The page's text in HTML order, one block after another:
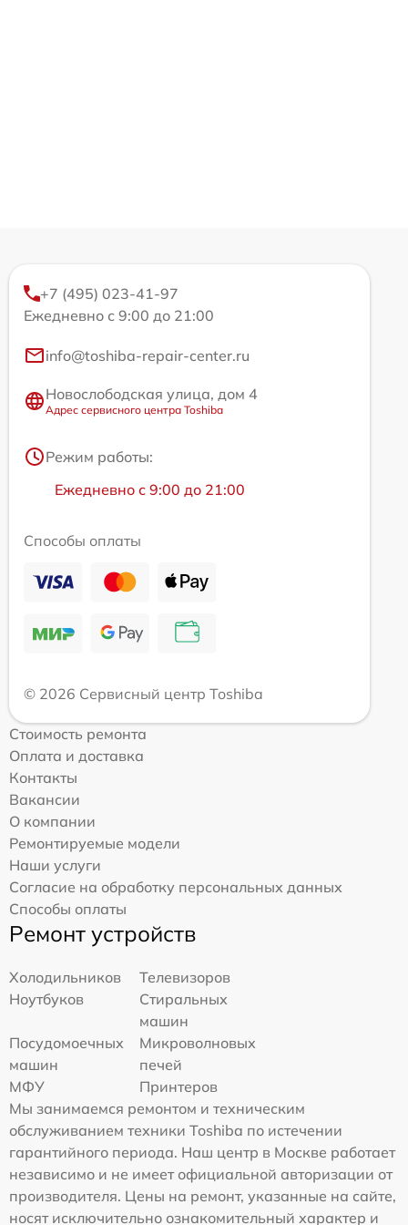
+7 (495) 023-41-97
Ежедневно с 9:00 до 21:00
info@toshiba-repair-center.ru
Новослободская улица, дом 4
Адрес сервисного центра Toshiba
Режим работы:
Ежедневно с 9:00 до 21:00
Способы оплаты
© 2026 Сервисный центр Toshiba
Стоимость ремонта
Оплата и доставка
Контакты
Вакансии
О компании
Ремонтируемые модели
Наши услуги
Согласие на обработку персональных данных
Способы оплаты
Ремонт устройств
Холодильников
Телевизоров
Ноутбуков
Стиральных
машин
Посудомоечных
машин
Микроволновых
печей
МФУ
Принтеров
Мы занимаемся ремонтом и техническим
обслуживанием техники Toshiba по истечении
гарантийного периода. Наш центр в Москве работает
независимо и не имеет официальной авторизации от
производителя. Цены на ремонт, указанные на сайте,
носят исключительно ознакомительный характер и